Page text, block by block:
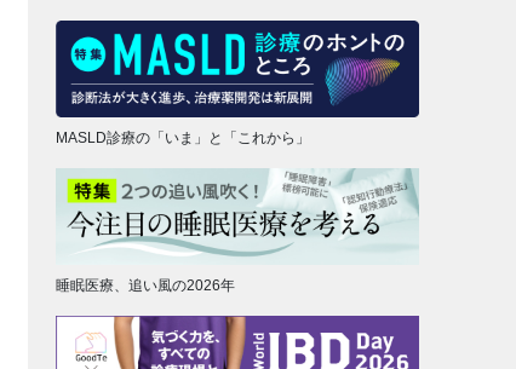
MASLD診療の「いま」と「これから」
睡眠医療、追い風の2026年